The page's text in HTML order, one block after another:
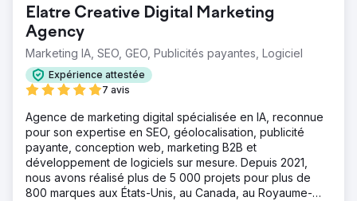
Elatre Creative Digital Marketing
Agency
Marketing IA, SEO, GEO, Publicités payantes, Logiciel
Expérience attestée
7 avis
Agence de marketing digital spécialisée en IA, reconnue
pour son expertise en SEO, géolocalisation, publicité
payante, conception web, marketing B2B et
développement de logiciels sur mesure. Depuis 2021,
nous avons réalisé plus de 5 000 projets pour plus de
800 marques aux États-Unis, au Canada, au Royaume-